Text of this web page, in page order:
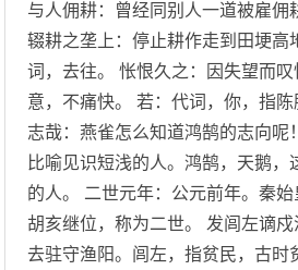
与人佣耕：曾经同别人一道被雇佣
辍耕之垄上：停止耕作走到田埂高
词，去往。 怅恨久之：因失望而
意，不痛快。 若：代词，你，指
志哉：燕雀怎么知道鸿鹄的志向呢
比喻见识短浅的人。鸿鹄，天鹅，
的人。 二世元年：公元前年。秦
胡亥继位，称为二世。 发闾左谪
去驻守渔阳。闾左，指贫民，古时